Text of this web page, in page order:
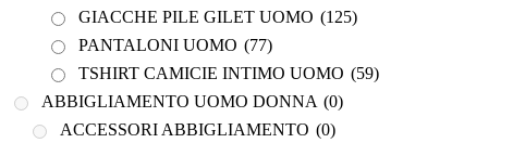
PANTALONI DONNA(0)
TSHIRT CAMICIE INTIMO DONNA
VESTITI GONNE (0)
UOMO(0)
GIACCHE PILE GILET UOMO
GIACCHE PILE GILET UOMO (125)
PANTALONI UOMO (77)
TSHIRT CAMICIE INTIMO UOMO (59)
ABBIGLIAMENTO UOMO DONNA (0)
ACCESSORI ABBIGLIAMENTO (0)